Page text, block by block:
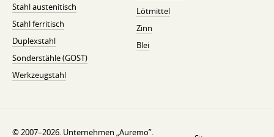
Stahl austenitisch
Stahl ferritisch
Duplexstahl
Sonderstähle (GOST)
Werkzeugstahl
Lötmittel
Zinn
Blei
© 2007–2026. Unternehmen „Auremo”.